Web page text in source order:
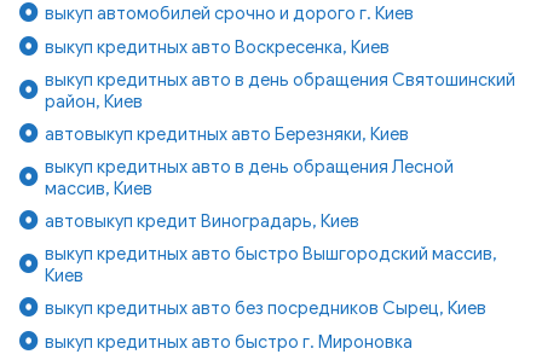
выкуп автомобилей срочно и дорого г. Киев
выкуп кредитных авто Воскресенка, Киев
выкуп кредитных авто в день обращения Святошинский
район, Киев
автовыкуп кредитных авто Березняки, Киев
выкуп кредитных авто в день обращения Лесной
массив, Киев
автовыкуп кредит Виноградарь, Киев
выкуп кредитных авто быстро Вышгородский массив,
Киев
выкуп кредитных авто без посредников Сырец, Киев
выкуп кредитных авто быстро г. Мироновка